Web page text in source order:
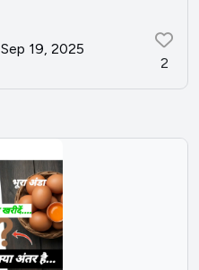
Sep 19, 2025
2